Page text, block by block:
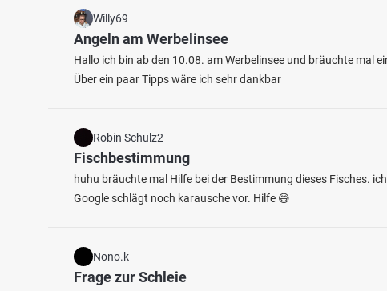
477
Peenekanal (Neukalen)
Fischarten: Flussbarsch, Hecht, Zander, Aal,
Willy69
Angeln am Werbelinsee
Hallo ich bin ab den 10.08. am Werbelinsee und bräuchte mal
Über ein paar Tipps wäre ich sehr dankbar
Robin Schulz2
Fischbestimmung
huhu bräuchte mal Hilfe bei der Bestimmung dieses Fisches.
Google schlägt noch karausche vor. Hilfe 😅
Nono.k
Frage zur Schleie